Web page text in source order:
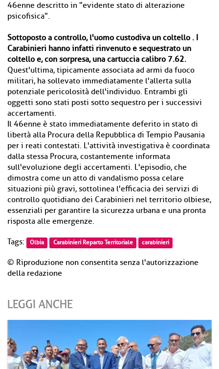
46enne descritto in "evidente stato di alterazione
psicofisica".
Sottoposto a controllo, l'uomo custodiva un coltello . I
Carabinieri hanno infatti rinvenuto e sequestrato un
coltello e, con sorpresa, una cartuccia calibro 7.62.
Quest'ultima, tipicamente associata ad armi da fuoco
militari, ha sollevato immediatamente l'allerta sulla
potenziale pericolosità dell'individuo. Entrambi gli
oggetti sono stati posti sotto sequestro per i successivi
accertamenti.
Il 46enne è stato immediatamente deferito in stato di
libertà alla Procura della Repubblica di Tempio Pausania
per i reati contestati. L'attività investigativa è coordinata
dalla stessa Procura, costantemente informata
sull'evoluzione degli accertamenti. L'episodio, che
dimostra come un atto di vandalismo possa celare
situazioni più gravi, sottolinea l'efficacia dei servizi di
controllo quotidiano dei Carabinieri nel territorio olbiese,
essenziali per garantire la sicurezza urbana e una pronta
risposta alle emergenze.
Tags: Olbia Carabinieri Reparto Territoriale carabinieri
© Riproduzione non consentita senza l'autorizzazione
della redazione
LEGGI ANCHE